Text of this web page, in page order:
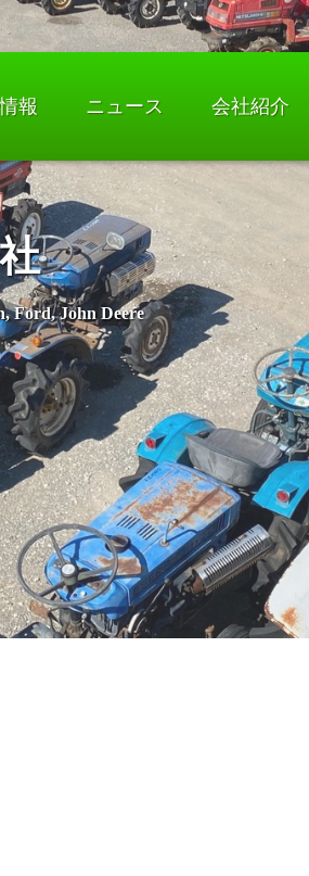
報 ニュース 会社紹介
Ford, John Deere